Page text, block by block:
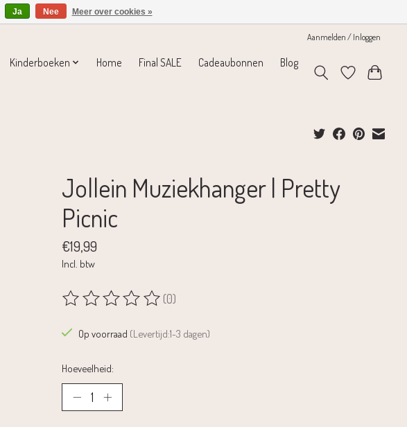
Aanmelden / Inloggen
Kinderboeken Home Final SALE Cadeaubonnen
Blog
Jollein Muziekhanger | Pretty
Picnic
€19,99
Incl. btw
De beoordeling van dit product is
(0)
Op voorraad (Levertijd:1-3 dagen)
Hoeveelheid:
Ja Nee Meer over cookies »